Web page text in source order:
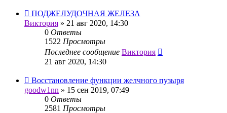
ПОДЖЕЛУДОЧНАЯ ЖЕЛЕЗА
Виктория » 21 авг 2020, 14:30
0 Ответы
1522 Просмотры
Последнее сообщение Виктория
21 авг 2020, 14:30
Восстановление функции желчного пузыря
goodw1nn » 15 сен 2019, 07:49
0 Ответы
2581 Просмотры